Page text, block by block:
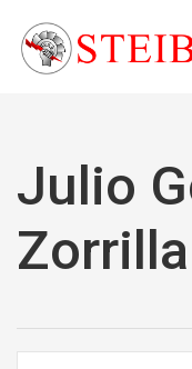
Julio
Zorrilla